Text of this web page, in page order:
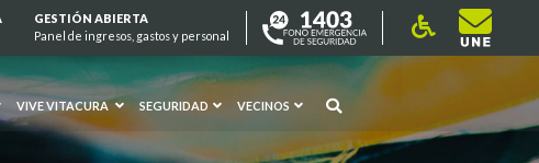
GESTIÓN ABIERTA
Panel de ingresos, gastos y personal
VIVE VITACURA SEGURIDAD VECINOS